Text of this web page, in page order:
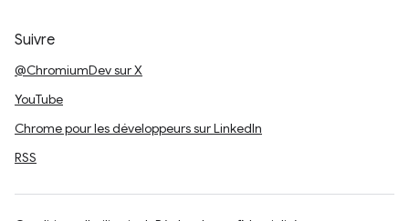
Suivre
@ChromiumDev sur X
YouTube
Chrome pour les développeurs sur LinkedIn
RSS